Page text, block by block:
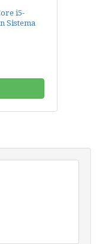
i5-
Sistema